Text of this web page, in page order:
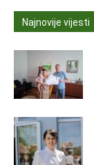
Najnovije vijesti